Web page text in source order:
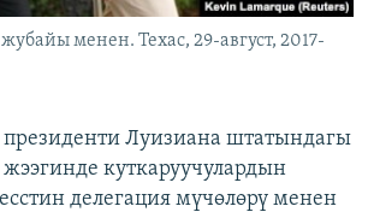
менен. Техас, 29-август, 2017-
Луизиана штатындагы
куткаруучулардын
делегация мүчөлөрү менен